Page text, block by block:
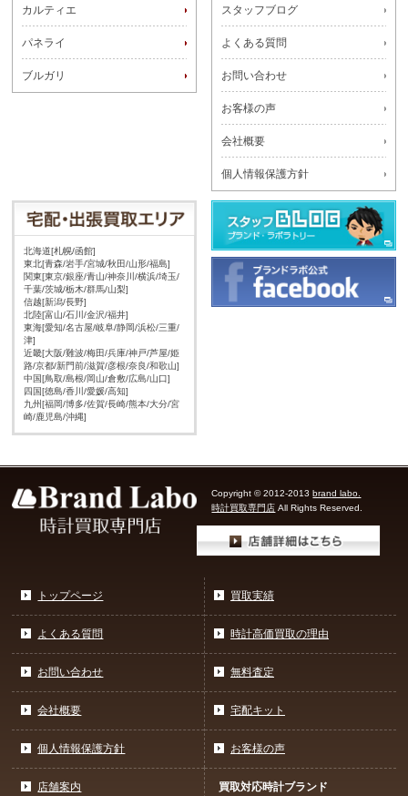
カルティエ
パネライ
ブルガリ
スタッフブログ
よくある質問
お問い合わせ
お客様の声
会社概要
個人情報保護方針
北海道[札幌/函館]
東北[青森/岩手/宮城/秋田/山形/福島]
関東[東京/銀座/青山/神奈川/横浜/埼玉/
千葉/茨城/栃木/群馬/山梨]
信越[新潟/長野]
北陸[富山/石川/金沢/福井]
東海[愛知/名古屋/岐阜/静岡/浜松/三重/
津]
近畿[大阪/難波/梅田/兵庫/神戸/芦屋/姫
路/京都/新門前/滋賀/彦根/奈良/和歌山]
中国[鳥取/島根/岡山/倉敷/広島/山口]
四国[徳島/香川/愛媛/高知]
九州[福岡/博多/佐賀/長崎/熊本/大分/宮
崎/鹿児島/沖縄]
Copyright © 2012-2013brand labo.
時計買取専門店 All Rights Reserved.
トップページ
よくある質問
お問い合わせ
会社概要
個人情報保護方針
買取実績
時計高価買取の理由
無料査定
宅配キット
お客様の声
店舗案内 買取対応時計ブランド